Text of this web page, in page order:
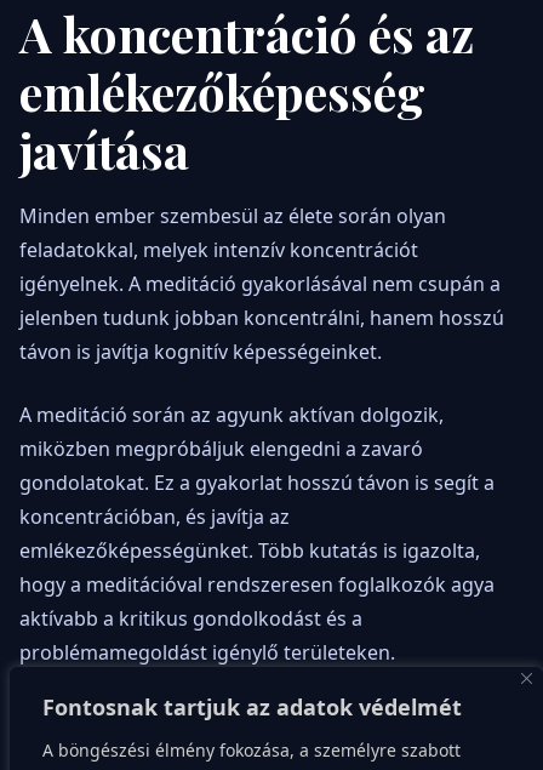
Fontosnak tartjuk az adatok védelmét
A böngészési élmény fokozása, a személyre szabott
A koncentráció és az
emlékezőképesség
javítása
Minden ember szembesül az élete során olyan
feladatokkal, melyek intenzív koncentrációt
igényelnek. A meditáció gyakorlásával nem csupán a
jelenben tudunk jobban koncentrálni, hanem hosszú
távon is javítja kognitív képességeinket.
A meditáció során az agyunk aktívan dolgozik,
miközben megpróbáljuk elengedni a zavaró
gondolatokat. Ez a gyakorlat hosszú távon is segít a
koncentrációban, és javítja az
emlékezőképességünket. Több kutatás is igazolta,
hogy a meditációval rendszeresen foglalkozók agya
aktívabb a kritikus gondolkodást és a
problémamegoldást igénylő területeken.
Továbbá, a meditáció segít abban is, hogy az elménk
élesebb maradjon az idő előrehaladtával. Az idő